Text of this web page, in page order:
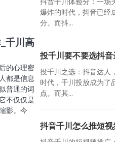
千川高
的心理密
都是信息
普通的词
不仅仅是
影。今
爆炸的时代，抖音已经
分。而抖...
投千川要不要选抖
投千川之选：抖音达人
时代，千川投放成为了
点。而其...
抖音千川怎么推短